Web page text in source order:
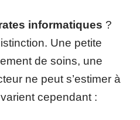
informatiques ?
Une petite
de soins, une
ne peut s’estimer à
cependant :